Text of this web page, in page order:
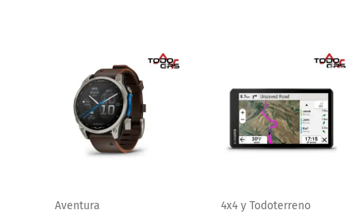
Aventura 4x4 y Todoterreno